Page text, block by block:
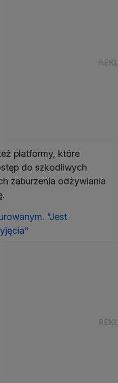
platformy, które
do szkodliwych
zaburzenia odżywiania
"Jest